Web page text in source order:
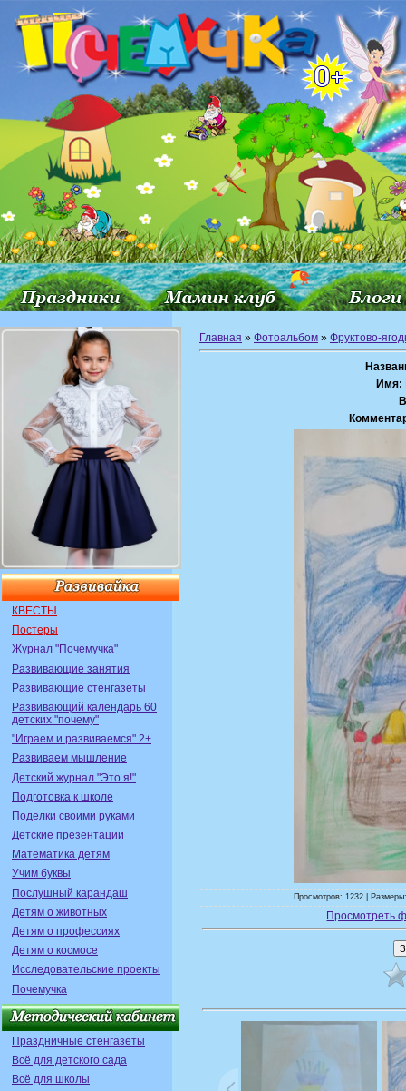
КВЕСТЫ
Постеры
Журнал "Почемучка"
Развивающие занятия
Развивающие стенгазеты
Развивающий календарь 60
детских "почему"
"Играем и развиваемся" 2+
Развиваем мышление
Детский журнал "Это я!"
Подготовка к школе
Поделки своими руками
Детские презентации
Математика детям
Учим буквы
Послушный карандаш
Детям о животных
Детям о профессиях
Детям о космосе
Исследовательские проекты
Почемучка
Праздничные стенгазеты
Всё для детского сада
Всё для школы
Главная » Фотоальбом » Фруктово-
Имя:
Просмотров: 1232 |
Просмотреть